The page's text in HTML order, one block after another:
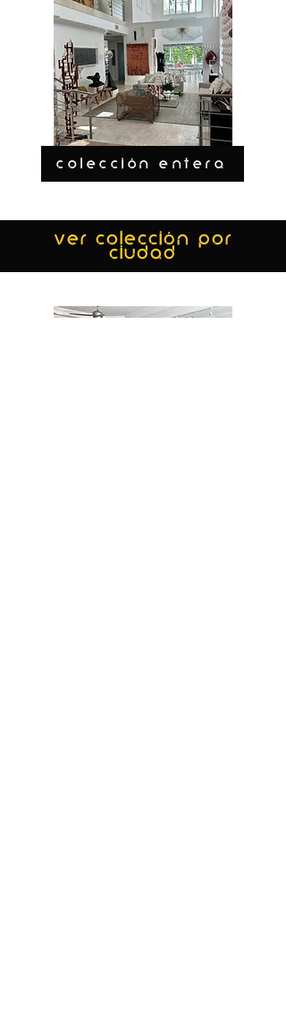
COLECCIÓN ENTERA
ver colección por
ciudad